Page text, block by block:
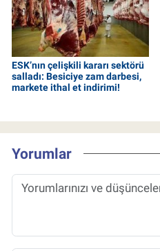
ESK’nın çelişkili kararı sektörü
salladı: Besiciye zam darbesi,
markete ithal et indirimi!
Yorumlar